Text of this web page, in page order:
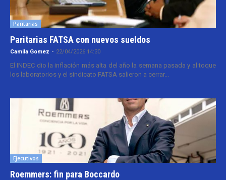
Paritarias
Paritarias FATSA con nuevos sueldos
Camila Gomez - 22/04/2026 14:30
El INDEC dio la inflación más alta del año la semana pasada y al toque
los laboratorios y el sindicato FATSA salieron a cerrar...
Ejecutivos
Roemmers: fin para Boccardo